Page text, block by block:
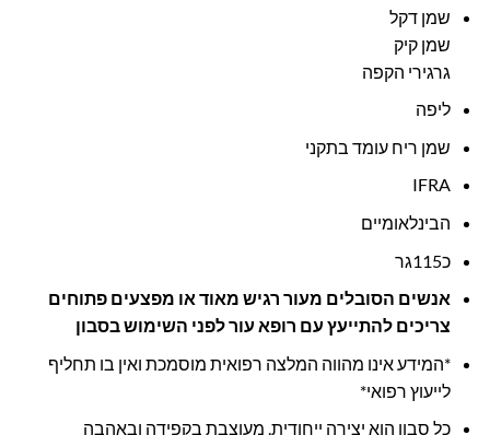
שמן דקל
שמן קיק
גרגירי הקפה
ליפה
שמן ריח עומד בתקני
IFRA
הבינלאומיים
כ115גר
אנשים הסובלים מעור רגיש מאוד או מפצעים פתוחים
צריכים להתייעץ עם רופא עור לפני השימוש בסבון
*המידע אינו מהווה המלצה רפואית מוסמכת ואין בו תחליף
לייעוץ רפואי*
כל סבון הוא יצירה ייחודית, מעוצבת בקפידה ובאהבה